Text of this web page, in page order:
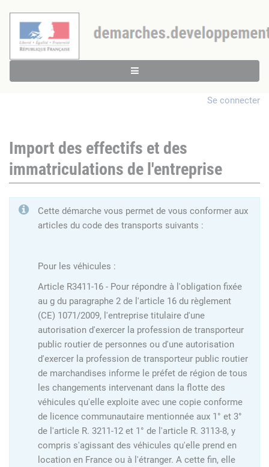
Se connecter
Import des effectifs et des
immatriculations de l'entreprise
Cette démarche vous permet de vous conformer aux
articles du code des transports suivants :
Pour les véhicules :
Article R3411-16 - Pour répondre à l'obligation fixée
au g du paragraphe 2 de l'article 16 du règlement
(CE) 1071/2009, l'entreprise titulaire d'une
autorisation d'exercer la profession de transporteur
public routier de personnes ou d'une autorisation
d'exercer la profession de transporteur public routier
de marchandises informe le préfet de région de tous
les changements intervenant dans la flotte des
véhicules qu'elle exploite avec une copie conforme
de licence communautaire mentionnée aux 1° et 3°
de l'article R. 3211-12 et 1° de l'article R. 3113-8, y
compris s'agissant des véhicules qu'elle prend en
location en France ou à l'étranger. A cette fin, elle